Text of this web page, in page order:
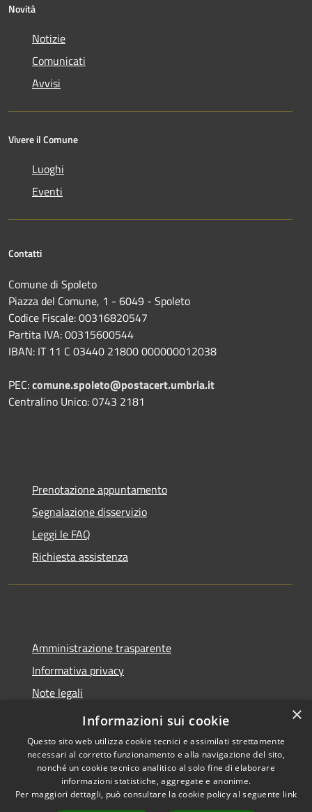
Novità
Notizie
Comunicati
Avvisi
Vivere il Comune
Luoghi
Eventi
Contatti
Comune di Spoleto
Piazza del Comune, 1 - 6049 - Spoleto
Codice Fiscale: 00316820547
Partita IVA: 00315600544
IBAN: IT 11 C 03440 21800 000000012038
PEC:comune.spoleto@postacert.umbria.it
Centralino Unico: 0743 2181
Prenotazione appuntamento
Segnalazione disservizio
Leggi le FAQ
Richiesta assistenza
Amministrazione trasparente
Informativa privacy
Note legali
Dichiarazione di accessibilità
Accessibilità
Copyright © 2026 • Comune di
Spoleto • Powered by
×
Informazioni sui cookie
Questo sito web utilizza cookie tecnici e assimilati strettamente
necessari al corretto funzionamento e alla navigazione del sito,
nonché un cookie tecnico analitico al solo fine di elaborare
informazioni statistiche, aggregate e anonime.
Per maggiori dettagli, può consultare la cookie policy al seguente link